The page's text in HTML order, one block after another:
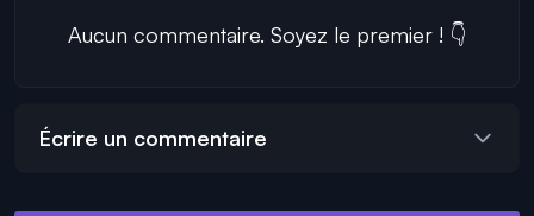
Aucun commentaire. Soyez le premier ! 👇
Écrire un commentaire